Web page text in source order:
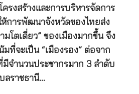
ครงสร้างและการบริหารจัดการ
ห้การพัฒนาจังหวัดของไทยส่ง
มโตเดี่ยว” ของเมืองมากขึ้น จึง
มที่จะเป็น “เมืองรอง” ต่อจาก
มีจำนวนประชากรมาก 3 ลำดับ
ลราชธานี…